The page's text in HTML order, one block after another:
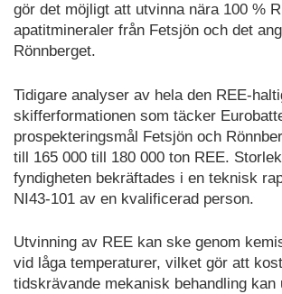
gör det möjligt att utvinna nära 100 %
apatitmineraler från Fetsjön och det
Rönnberget.
Tidigare analyser av hela den REE-
skifferformationen som täcker
prospekteringsmål Fetsjön och
till 165 000 till 180 000 ton REE.
fyndigheten bekräftades i en teknisk
NI43-101 av en kvalificerad person.
Utvinning av REE kan ske genom
vid låga temperaturer, vilket gör att
tidskrävande mekanisk behandling kan